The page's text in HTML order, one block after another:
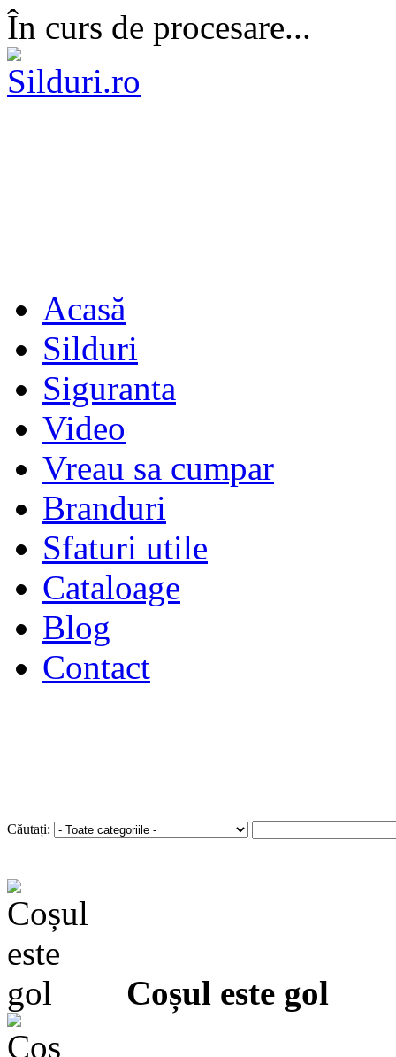
În curs de procesare...
Acasă
Silduri
Siguranta
Video
Vreau sa cumpar
Branduri
Sfaturi utile
Cataloage
Blog
Contact
Căutați:
Coșul este gol